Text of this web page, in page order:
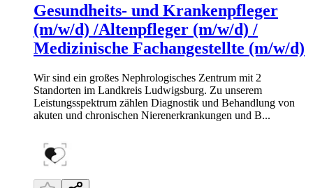
Gesundheits- und Krankenpfleger
(m/w/d) /Altenpfleger (m/w/d) /
Medizinische Fachangestellte (m/w/d)
Wir sind ein großes Nephrologisches Zentrum mit 2
Standorten im Landkreis Ludwigsburg. Zu unserem
Leistungsspektrum zählen Diagnostik und Behandlung von
akuten und chronischen Nierenerkrankungen und B...